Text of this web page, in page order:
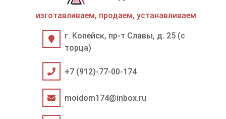
изготавливаем, продаем, устанавливаем
г. Копейск, пр-т Славы, д. 25 (с
торца)
+7 (912)-77-00-174
moidom174@inbox.ru